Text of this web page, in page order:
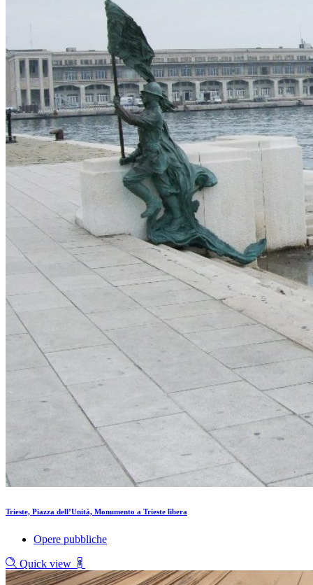
Trieste, Piazza dell’Unità, Monumento a Trieste libera
Opere pubbliche
Quick view